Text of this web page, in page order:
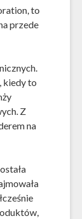
to
przede
kiedy to
Z
na